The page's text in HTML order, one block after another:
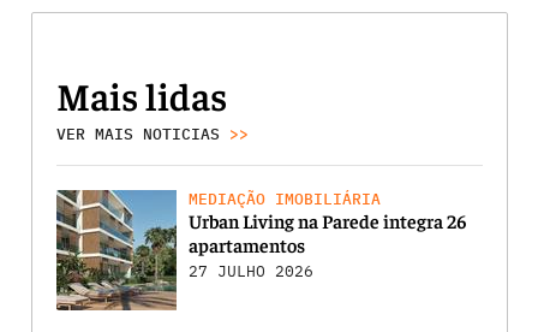
Mais lidas
VER MAIS NOTICIAS >>
MEDIAÇÃO IMOBILIÁRIA
Urban Living na Parede integra 26
apartamentos
27 JULHO 2026